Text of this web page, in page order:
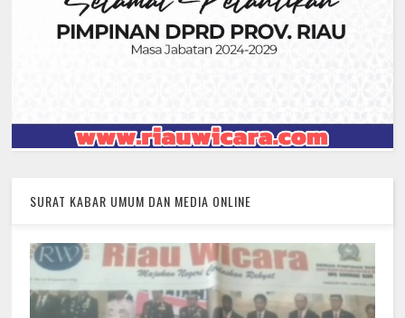
SURAT KABAR UMUM DAN MEDIA ONLINE